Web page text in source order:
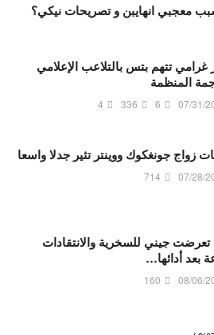
معجبي انهايبن و تصريحات نيكي؟
غرامي تتهم بتس بالتلاعب الإعلامي
المنظمة
07/31/
6
336
4
زواج جونغكوك ووينتر تثير جدلا واسعا
07/28/
714
تعرضت جيني للسخرية والانتقادات
بعد أدائها…
08/06/
160